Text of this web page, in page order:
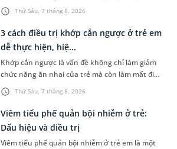
Thứ Sáu, 7 tháng 8, 2026
những trường hợp thường xuyên bơi ở những
hồ bơi nhân tạo. Bài v...
Thứ Sáu, 7 tháng 8, 2026
3 cách điều trị khớp cắn ngược ở trẻ em
dễ thực hiện, hiệ...
Khớp cắn ngược là vấn đề không chỉ làm giảm
chức năng ăn nhai của trẻ mà còn làm mất đi
sự cân đối của khuôn mặt. Do đó, cần khắc
phục sớm tình trạng này để...
Viêm tiểu phế quản bội nhiễm ở trẻ:
Dấu hiệu và điều trị
Viêm tiểu phế quản bội nhiễm ở trẻ em là một